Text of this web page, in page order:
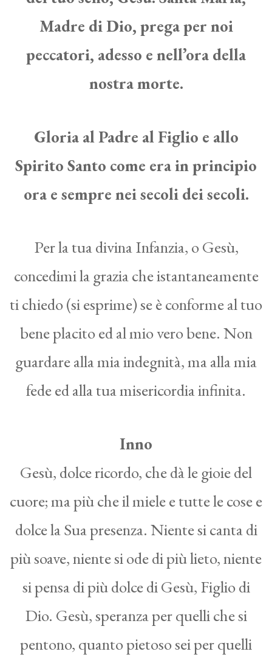
Madre di Dio, prega per noi
peccatori, adesso e nell’ora della
nostra morte.
Gloria al Padre al Figlio e allo
Spirito Santo come era in principio
ora e sempre nei secoli dei secoli.
Per la tua divina Infanzia, o Gesù,
concedimi la grazia che istantaneamente
ti chiedo (si esprime) se è conforme al tuo
bene placito ed al mio vero bene. Non
guardare alla mia indegnità, ma alla mia
fede ed alla tua misericordia infinita.
Inno
Gesù, dolce ricordo, che dà le gioie del
cuore; ma più che il miele e tutte le cose e
dolce la Sua presenza. Niente si canta di
più soave, niente si ode di più lieto, niente
si pensa di più dolce di Gesù, Figlio di
Dio. Gesù, speranza per quelli che si
pentono, quanto pietoso sei per quelli